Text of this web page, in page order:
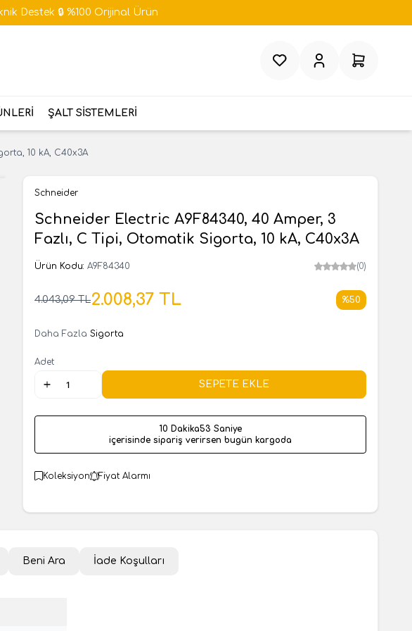
Destek 🔒 %100 Orijinal Ürün
FavorilerimHesabım Sepetim
ŞALT SİSTEMLERİ
10 kA, C40x3A
Schneider
Schneider Electric A9F84340, 40 Amper, 3
Fazlı, C Tipi, Otomatik Sigorta, 10 kA, C40x3A
Ürün Kodu: A9F84340 (0)
4.043,09TL2.008,37 TL %50
Daha Fazla Sigorta
Adet
SEPETE EKLE
10 Dakika52 Saniye
içerisinde sipariş verirsen bugün kargoda
Koleksiyon Fiyat Alarmı
Beni Ara İade Koşulları